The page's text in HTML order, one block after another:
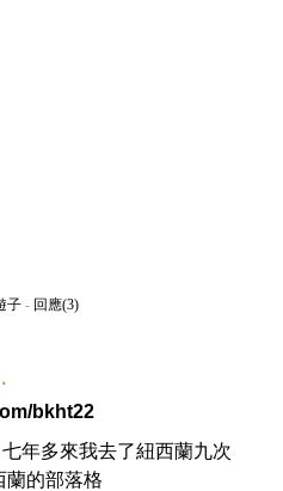
子 - 回應(3)
bkht22
年多來我去了紐西蘭九次
蘭的部落格